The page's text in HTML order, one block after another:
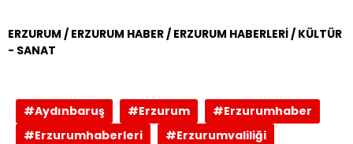
ERZURUM / ERZURUM HABER / ERZURUM HABERLERİ / KÜLTÜR
- SANAT
#Aydınbaruş #Erzurum
#Erzurumhaber
#Erzurumhaberleri
#Erzurumvaliliği